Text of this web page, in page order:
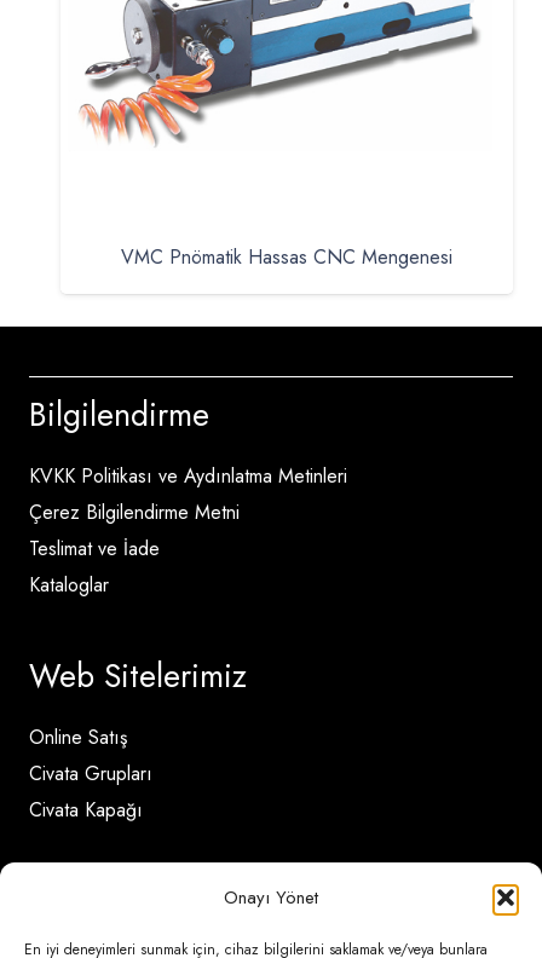
Onayı Yönet
En iyi deneyimleri sunmak için, cihaz bilgilerini saklamak ve/veya bunlara
VMC Pnömatik Hassas CNC Mengenesi
Bilgilendirme
KVKK Politikası ve Aydınlatma Metinleri
Çerez Bilgilendirme Metni
Teslimat ve İade
Kataloglar
Web Sitelerimiz
Online Satış
Civata Grupları
Civata Kapağı
İletişim Detayları